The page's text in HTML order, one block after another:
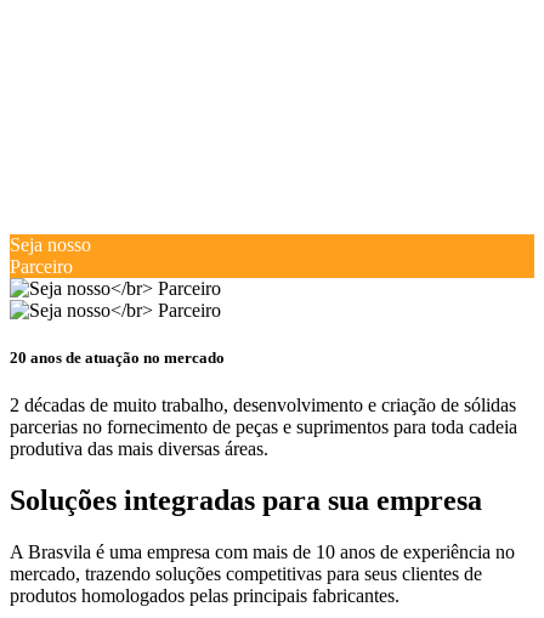
Seja nosso
Parceiro
20 anos de atuação no mercado
2 décadas de muito trabalho, desenvolvimento e criação de sólidas
parcerias no fornecimento de peças e suprimentos para toda cadeia
produtiva das mais diversas áreas.
Soluções integradas para sua empresa
A Brasvila é uma empresa com mais de 10 anos de experiência no
mercado, trazendo soluções competitivas para seus clientes de
produtos homologados pelas principais fabricantes.